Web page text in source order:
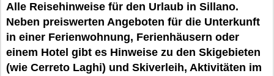
Alle Reisehinweise für den Urlaub in Sillano.
Neben preiswerten Angeboten für die Unterkunft
in einer Ferienwohnung, Ferienhäusern oder
einem Hotel gibt es Hinweise zu den Skigebieten
(wie Cerreto Laghi) und Skiverleih, Aktivitäten im